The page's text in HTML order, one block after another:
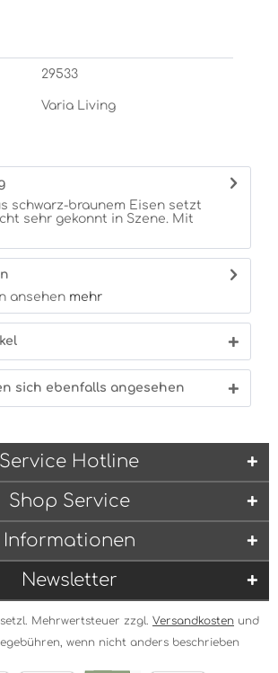
29533
Varia Living
schwarz-braunem Eisen setzt
sehr gekonnt in Szene. Mit
ansehen mehr
sich ebenfalls angesehen
Service Hotline
Shop Service
Informationen
Newsletter
Mehrwertsteuer zzgl. Versandkosten und
wenn nicht anders beschrieben